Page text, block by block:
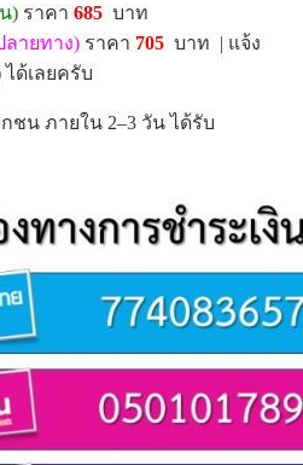
) ราคา 685 บาท
ลายทาง) ราคา 705 บาท | แจ้ง
ด้เลยครับ
ชน ภายใน 2–3 วัน ได้รับ